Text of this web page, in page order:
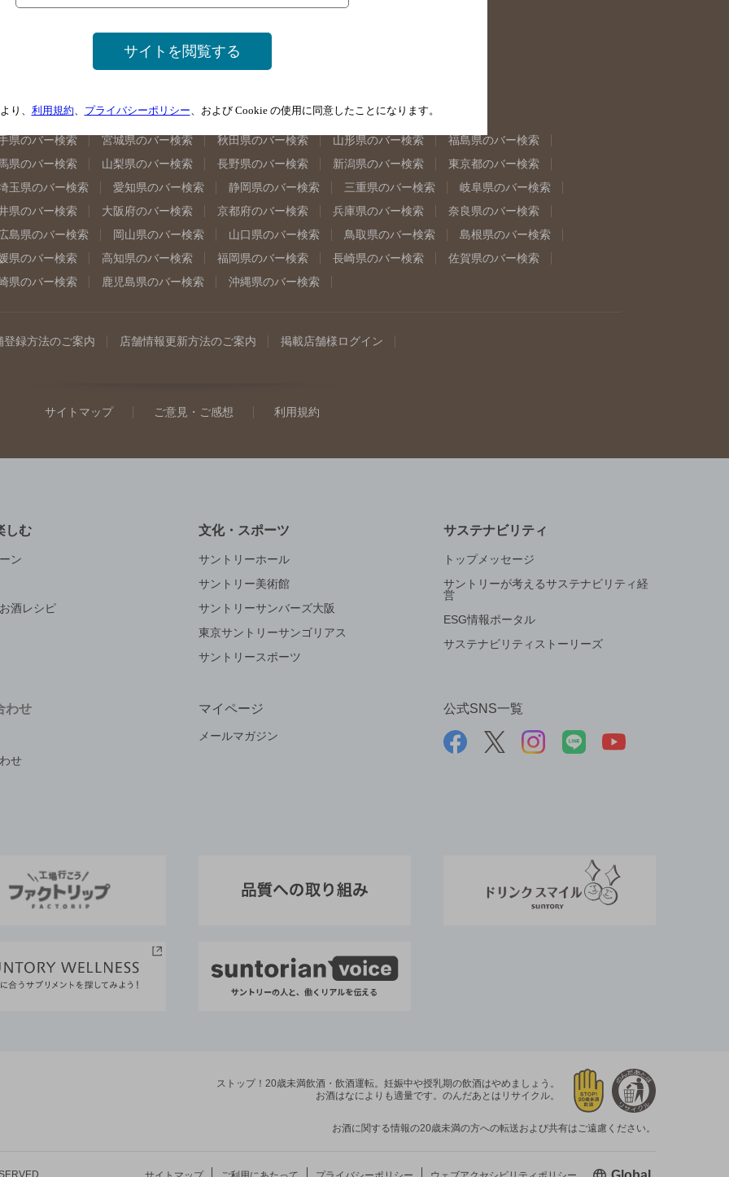
県のバー検索 宮城県のバー検索 秋田県のバー検索 山形県のバー検索
福島県のバー検索
県のバー検索 山梨県のバー検索 長野県のバー検索 新潟県のバー検索
東京都のバー検索
玉県のバー検索 愛知県のバー検索 静岡県のバー検索 三重県のバー検索
岐阜県のバー検索
県のバー検索 大阪府のバー検索 京都府のバー検索 兵庫県のバー検索
奈良県のバー検索
島県のバー検索 岡山県のバー検索 山口県のバー検索 鳥取県のバー検索
島根県のバー検索
県のバー検索 高知県のバー検索 福岡県のバー検索 長崎県のバー検索
佐賀県のバー検索
県のバー検索 鹿児島県のバー検索 沖縄県のバー検索
登録方法のご案内 店舗情報更新方法のご案内 掲載店舗様ログイン
サイトマップ ご意見・ご感想 利用規約
しむ
ン
酒レシピ
文化・スポーツ
サントリーホール
サントリー美術館
サントリーサンバーズ大阪
東京サントリーサンゴリアス
サントリースポーツ
サステナビリティ
トップメッセージ
サントリーが考えるサステナビリティ経
営
ESG情報ポータル
サステナビリティストーリーズ
わせ
せ
マイページ
メールマガジン
公式SNS一覧
ストップ！20歳未満飲酒・飲酒運転。 妊娠中や授乳期の飲酒はやめましょう。
お酒はなによりも適量です。 のんだあとはリサイクル。
お酒に関する情報の20歳未満の方への転送および共有はご遠慮ください。
新しいウィ
サイトを閲覧する
り、 利用規約 プライバシーポリシー 、および Cookie の使用に同意したことになります。